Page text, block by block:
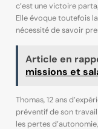
c’est une victoire
Elle évoque toutefois
nécessité de savoir
Article en
missions et
Thomas, 12 ans
préventif de son
les pertes